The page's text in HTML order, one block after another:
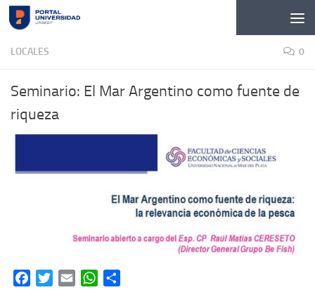
Skip to content
LOCALES 0
Seminario: El Mar Argentino como fuente de
riqueza
FacebookTwitterEmail WhatsApp